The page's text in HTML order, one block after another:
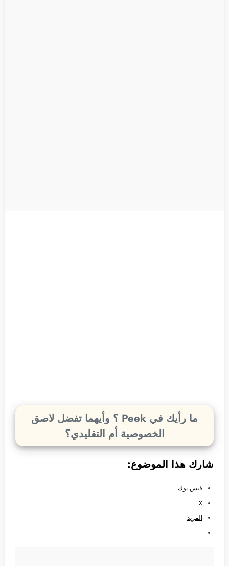
ما رأيك في Peek ؟ وأيهما تفضل لاصق
الخصوصية أم التقليدي؟
شارك هذا الموضوع:
فيس بوك
X
المزيد